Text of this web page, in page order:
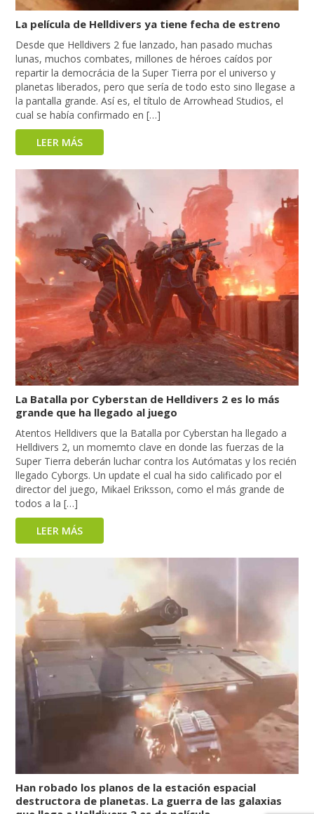
La película de Helldivers ya tiene fecha de estreno
Desde que Helldivers 2 fue lanzado, han pasado muchas
lunas, muchos combates, millones de héroes caídos por
repartir la democrácia de la Super Tierra por el universo y
planetas liberados, pero que sería de todo esto sino llegase a
la pantalla grande. Así es, el título de Arrowhead Studios, el
cual se había confirmado en […]
LEER MÁS
La Batalla por Cyberstan de Helldivers 2 es lo más
grande que ha llegado al juego
Atentos Helldivers que la Batalla por Cyberstan ha llegado a
Helldivers 2, un momemto clave en donde las fuerzas de la
Super Tierra deberán luchar contra los Autómatas y los recién
llegado Cyborgs. Un update el cual ha sido calificado por el
director del juego, Mikael Eriksson, como el más grande de
todos a la […]
LEER MÁS
Han robado los planos de la estación espacial
destructora de planetas. La guerra de las galaxias